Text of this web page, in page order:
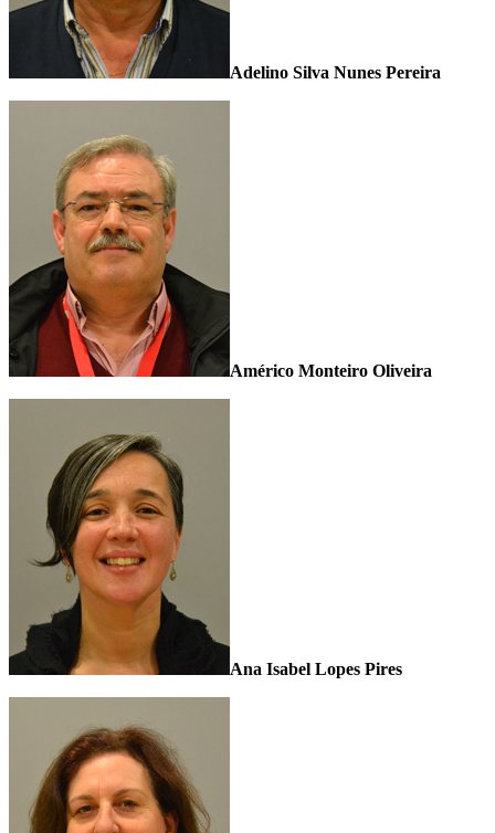
Adelino Silva Nunes Pereira
Américo Monteiro Oliveira
Ana Isabel Lopes Pires